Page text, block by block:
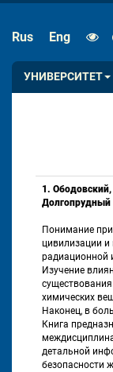
ИНТЕРВАЛ
AA
Rus Eng
УНИВЕРСИТЕТ
1.
Долгопрудный
Понимание
цивилизации
радиационной
Изучение
химических
Наконец, в
Книга
детальной
безопасности